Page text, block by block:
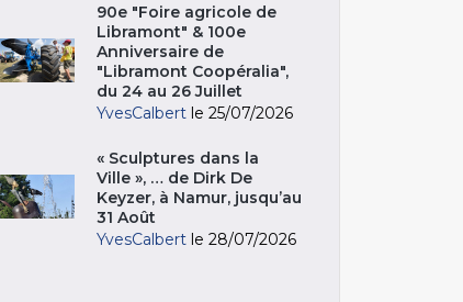
90e "Foire agricole de
Libramont" & 100e
Anniversaire de
"Libramont Coopéralia",
du 24 au 26 Juillet
YvesCalbert le 25/07/2026
« Sculptures dans la
Ville », … de Dirk De
Keyzer, à Namur, jusqu’au
31 Août
YvesCalbert le 28/07/2026